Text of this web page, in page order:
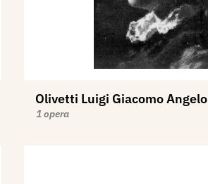
Olivetti Luigi Giacomo Angelo
1 opera